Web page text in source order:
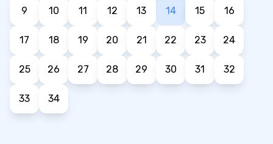
9 10 11 12 13 14 15 16
17 18 19 20 21 22 23 24
25 26 27 28 29 30 31 32
33 34